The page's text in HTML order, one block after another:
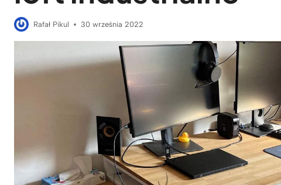
Rafał Pikul 30 września 2022